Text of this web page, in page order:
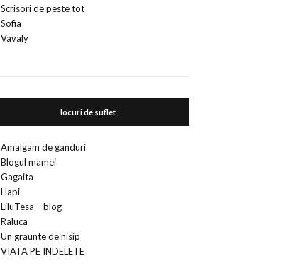
Scrisori de peste tot
Sofia
Vavaly
locuri de suflet
Amalgam de ganduri
Blogul mamei
Gagaita
Hapi
LiluTesa – blog
Raluca
Un graunte de nisip
VIATA PE INDELETE